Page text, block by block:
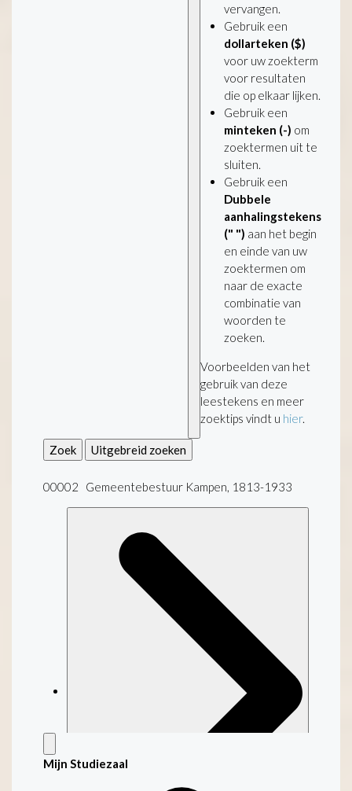
vervangen.
Gebruik een
dollarteken ($)
voor uw zoekterm
voor resultaten
die op elkaar lijken.
Gebruik een
minteken (-) om
zoektermen uit te
sluiten.
Gebruik een
Dubbele
aanhalingstekens
(" ") aan het begin
en einde van uw
zoektermen om
naar de exacte
combinatie van
woorden te
zoeken.
Voorbeelden van het
gebruik van deze
leestekens en meer
zoektips vindt u hier.
Zoek Uitgebreid zoeken
00002 Gemeentebestuur Kampen, 1813-1933
Mijn Studiezaal